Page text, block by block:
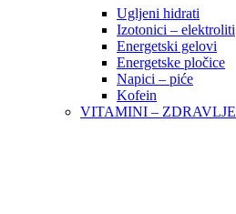
Ugljeni hidrati
Izotonici – elektroliti
Energetski gelovi
Energetske pločice
Napici – piće
Kofein
VITAMINI – ZDRAVLJE